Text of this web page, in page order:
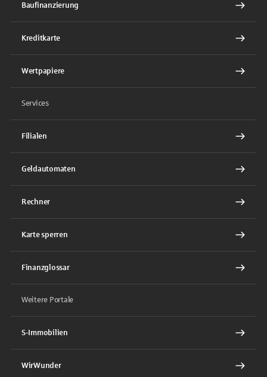
Baufinanzierung
Kreditkarte
Wertpapiere
Services
Filialen
Geldautomaten
Rechner
Karte sperren
Finanzglossar
Weitere Portale
S-Immobilien
WirWunder